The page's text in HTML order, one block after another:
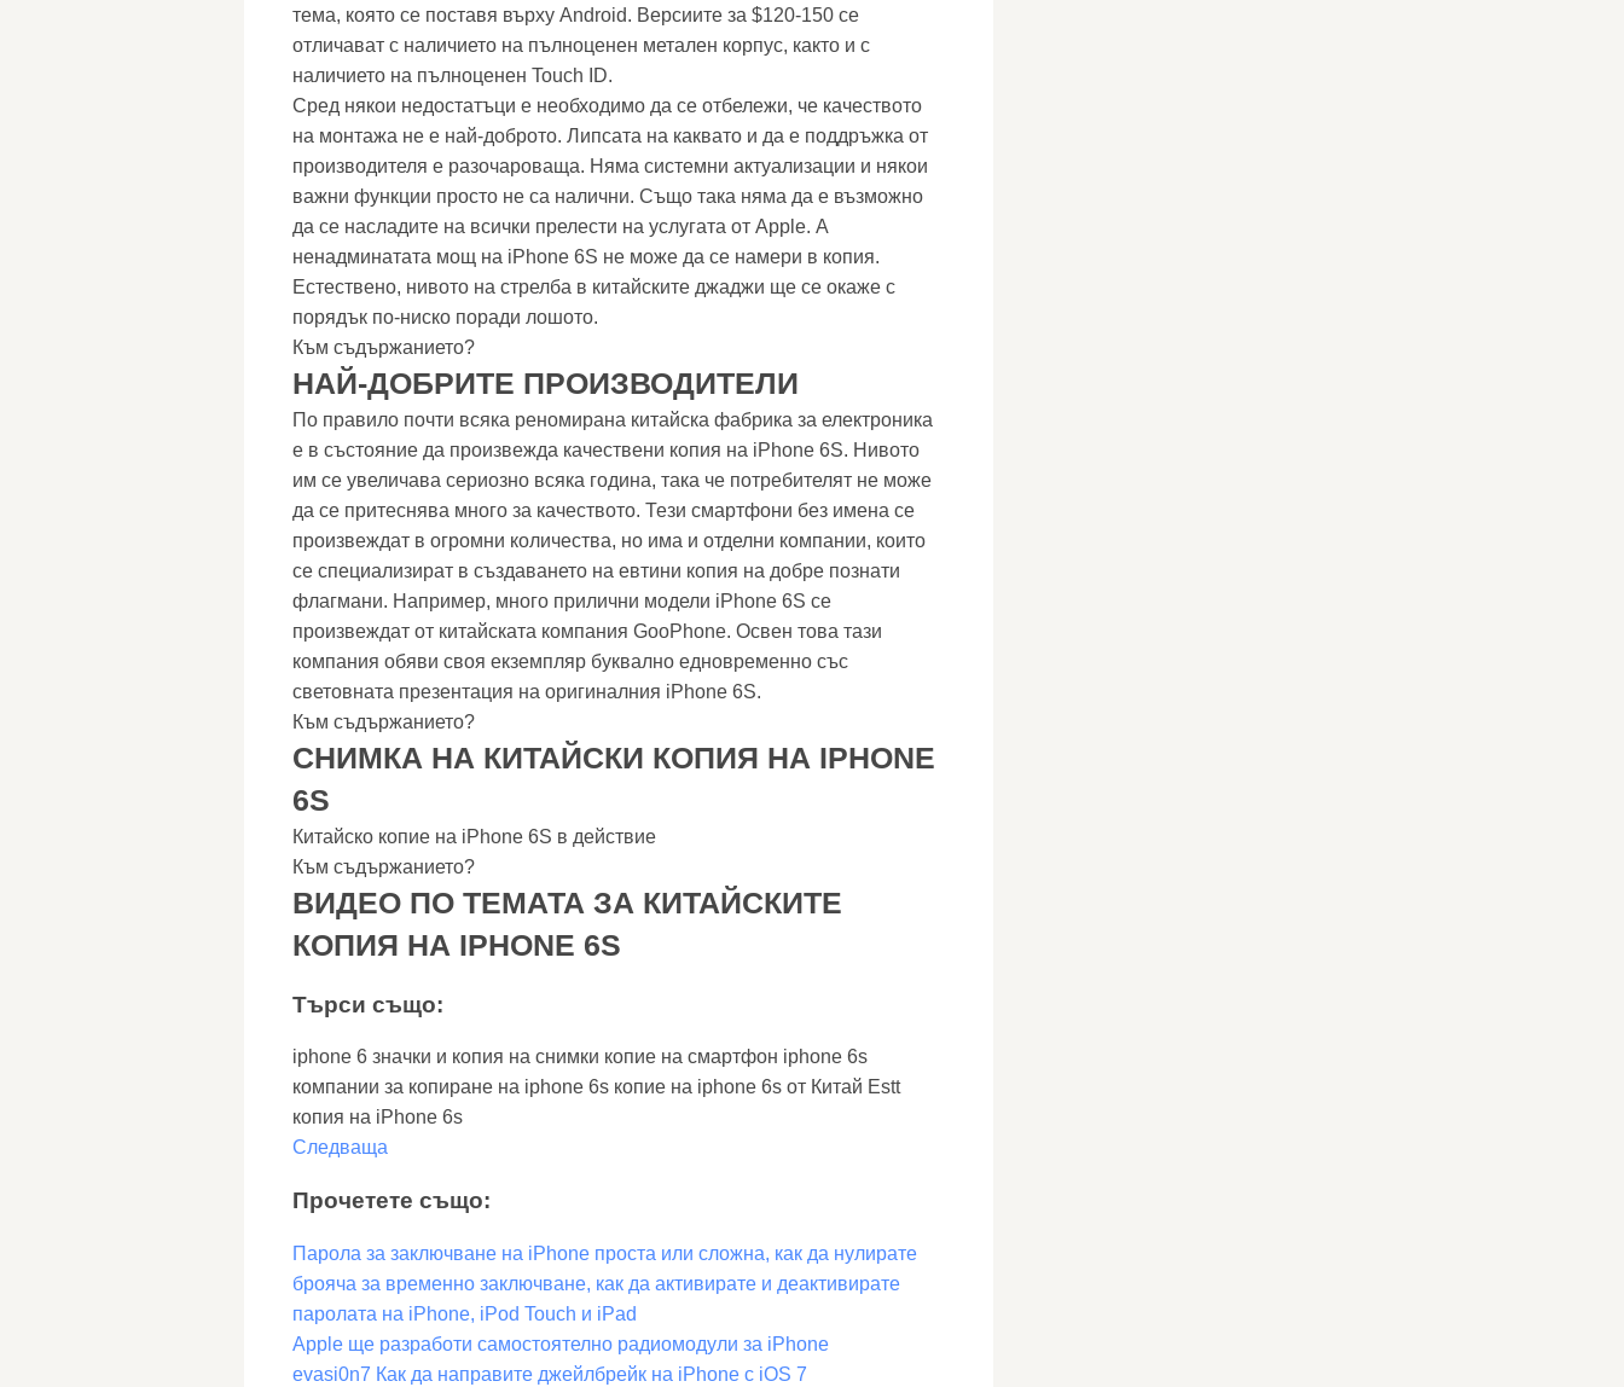
тема, която се поставя върху Android. Версиите за $120-150 се
отличават с наличието на пълноценен метален корпус, както и с
наличието на пълноценен Touch ID.
Сред някои недостатъци е необходимо да се отбележи, че качеството
на монтажа не е най-доброто. Липсата на каквато и да е поддръжка от
производителя е разочароваща. Няма системни актуализации и някои
важни функции просто не са налични. Също така няма да е възможно
да се насладите на всички прелести на услугата от Apple. А
ненадминатата мощ на iPhone 6S не може да се намери в копия.
Естествено, нивото на стрелба в китайските джаджи ще се окаже с
порядък по-ниско поради лошото.
Към съдържанието?
НАЙ-ДОБРИТЕ ПРОИЗВОДИТЕЛИ
По правило почти всяка реномирана китайска фабрика за електроника
е в състояние да произвежда качествени копия на iPhone 6S. Нивото
им се увеличава сериозно всяка година, така че потребителят не може
да се притеснява много за качеството. Тези смартфони без имена се
произвеждат в огромни количества, но има и отделни компании, които
се специализират в създаването на евтини копия на добре познати
флагмани. Например, много прилични модели iPhone 6S се
произвеждат от китайската компания GooPhone. Освен това тази
компания обяви своя екземпляр буквално едновременно със
световната презентация на оригиналния iPhone 6S.
Към съдържанието?
СНИМКА НА КИТАЙСКИ КОПИЯ НА IPHONE
6S
Китайско копие на iPhone 6S в действие
Към съдържанието?
ВИДЕО ПО ТЕМАТА ЗА КИТАЙСКИТЕ
КОПИЯ НА IPHONE 6S
Търси също:
iphone 6 значки и копия на снимки копие на смартфон iphone 6s
компании за копиране на iphone 6s копие на iphone 6s от Китай Estt
копия на iPhone 6s
Следваща
Прочетете също:
Парола за заключване на iPhone проста или сложна, как да нулирате
брояча за временно заключване, как да активирате и деактивирате
паролата на iPhone, iPod Touch и iPad
Apple ще разработи самостоятелно радиомодули за iPhone
evasi0n7 Как да направите джейлбрейк на iPhone с iOS 7